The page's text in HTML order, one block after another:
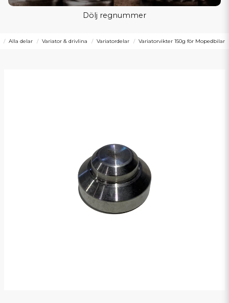
Dölj regnummer
Alla delar Variator & drivlina Variatordelar Variatorvikter 150g för Mopedbilar